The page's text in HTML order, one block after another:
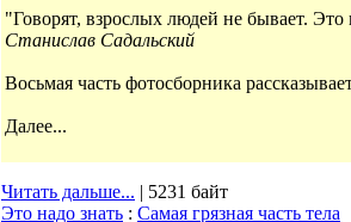
"Говорят, взрослых людей не бывает. Это
Станислав Садальский
Восьмая часть фотосборника
Далее...
Читать дальше... | 5231 байт
Это надо знать : Самая грязная часть тела